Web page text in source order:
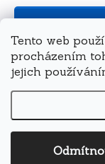
Tento web
procházením
jejich